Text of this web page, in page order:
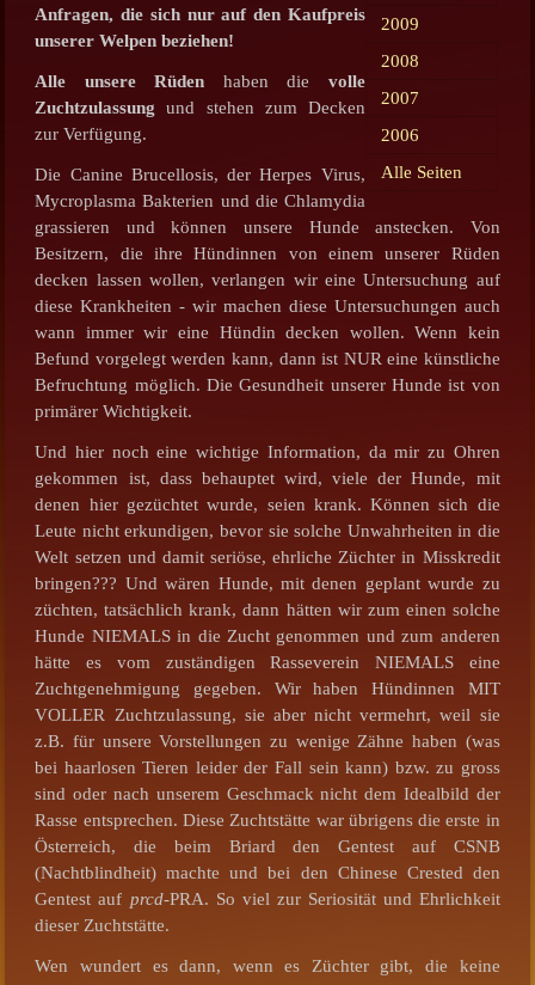
2009
2008
2007
2006
Alle Seiten
Anfragen, die sich nur auf den Kaufpreis
unserer Welpen beziehen!
Alle unsere Rüden haben die volle
Zuchtzulassung und stehen zum Decken
zur Verfügung.
Die Canine Brucellosis, der Herpes Virus,
Mycroplasma Bakterien und die Chlamydia
grassieren und können unsere Hunde anstecken. Von
Besitzern, die ihre Hündinnen von einem unserer Rüden
decken lassen wollen, verlangen wir eine Untersuchung auf
diese Krankheiten - wir machen diese Untersuchungen auch
wann immer wir eine Hündin decken wollen. Wenn kein
Befund vorgelegt werden kann, dann ist NUR eine künstliche
Befruchtung möglich. Die Gesundheit unserer Hunde ist von
primärer Wichtigkeit.
Und hier noch eine wichtige Information, da mir zu Ohren
gekommen ist, dass behauptet wird, viele der Hunde, mit
denen hier gezüchtet wurde, seien krank. Können sich die
Leute nicht erkundigen, bevor sie solche Unwahrheiten in die
Welt setzen und damit seriöse, ehrliche Züchter in Misskredit
bringen??? Und wären Hunde, mit denen geplant wurde zu
züchten, tatsächlich krank, dann hätten wir zum einen solche
Hunde NIEMALS in die Zucht genommen und zum anderen
hätte es vom zuständigen Rasseverein NIEMALS eine
Zuchtgenehmigung gegeben. Wir haben Hündinnen MIT
VOLLER Zuchtzulassung, sie aber nicht vermehrt, weil sie
z.B. für unsere Vorstellungen zu wenige Zähne haben (was
bei haarlosen Tieren leider der Fall sein kann) bzw. zu gross
sind oder nach unserem Geschmack nicht dem Idealbild der
Rasse entsprechen. Diese Zuchtstätte war übrigens die erste in
Österreich, die beim Briard den Gentest auf CSNB
(Nachtblindheit) machte und bei den Chinese Crested den
Gentest auf prcd-PRA. So viel zur Seriosität und Ehrlichkeit
dieser Zuchtstätte.
Wen wundert es dann, wenn es Züchter gibt, die keine